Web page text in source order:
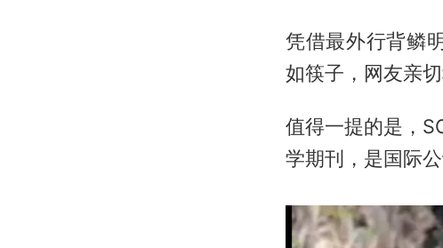
凭借最外行背鳞
如筷子，网友亲
值得一提的是，
学期刊，是国际